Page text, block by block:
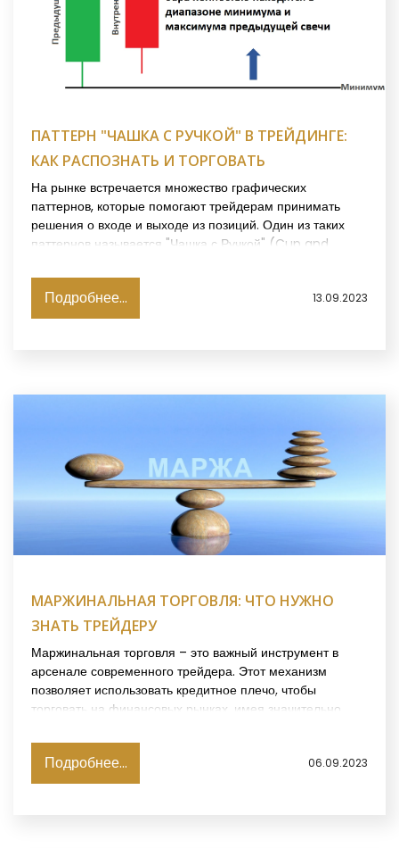
ПАТТЕРН "ЧАШКА С РУЧКОЙ" В ТРЕЙДИНГЕ:
КАК РАСПОЗНАТЬ И ТОРГОВАТЬ
На рынке встречается множество графических
паттернов, которые помогают трейдерам принимать
решения о входе и выходе из позиций. Один из таких
паттернов называется "Чашка с Ручкой" (Cup and
Подробнее... 13.09.2023
МАРЖИНАЛЬНАЯ ТОРГОВЛЯ: ЧТО НУЖНО
ЗНАТЬ ТРЕЙДЕРУ
Маржинальная торговля – это важный инструмент в
арсенале современного трейдера. Этот механизм
позволяет использовать кредитное плечо, чтобы
торговать на финансовых рынках, имея значительно
работает этот процесс, чтобы извлечь максимальную
выгоду и одновременно управлять рисками.
Подробнее... 06.09.2023